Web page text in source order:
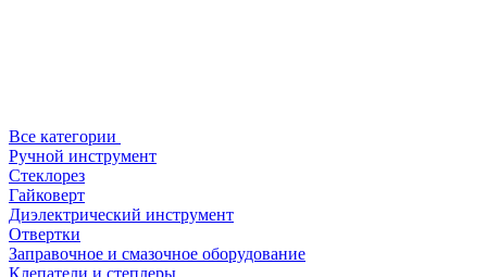
Все категории
Ручной инструмент
Стеклорез
Гайковерт
Диэлектрический инструмент
Отвертки
Заправочное и смазочное оборудование
Клепатели и степлеры